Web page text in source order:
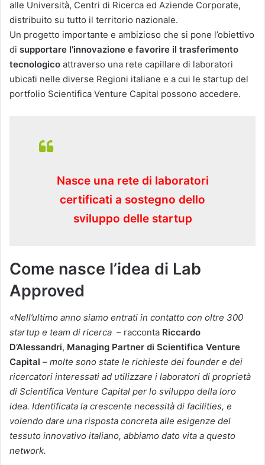
alle Università, Centri di Ricerca ed Aziende Corporate,
distribuito su tutto il territorio nazionale.
Un progetto importante e ambizioso che si pone l’obiettivo
di supportare l’innovazione e favorire il trasferimento
tecnologico attraverso una rete capillare di laboratori
ubicati nelle diverse Regioni italiane e a cui le startup del
portfolio Scientifica Venture Capital possono accedere.
Nasce una rete di laboratori
certificati a sostegno dello
sviluppo delle startup
Come nasce l’idea di Lab
Approved
«Nell’ultimo anno siamo entrati in contatto con oltre 300
startup e team di ricerca – racconta Riccardo
D’Alessandri, Managing Partner di Scientifica Venture
Capital – molte sono state le richieste dei founder e dei
ricercatori interessati ad utilizzare i laboratori di proprietà
di Scientifica Venture Capital per lo sviluppo della loro
idea. Identificata la crescente necessità di facilities, e
volendo dare una risposta concreta alle esigenze del
tessuto innovativo italiano, abbiamo dato vita a questo
network.